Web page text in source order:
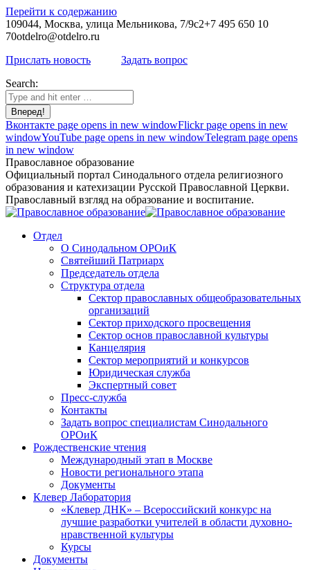
Перейти к содержанию
109044, Москва, улица Мельникова, 7/9с2+7 495 650 10
70otdelro@otdelro.ru
Прислать новость
Задать вопрос
Search:
Вконтакте page opens in new windowFlickr page opens in new
windowYouTube page opens in new windowTelegram page opens
in new window
Православное образование
Официальный портал Синодального отдела религиозного
образования и катехизации Русской Православной Церкви.
Православный взгляд на образование и воспитание.
Отдел
О Синодальном ОРОиК
Святейший Патриарх
Председатель отдела
Структура отдела
Сектор православных общеобразовательных
организаций
Сектор приходского просвещения
Сектор основ православной культуры
Канцелярия
Сектор мероприятий и конкурсов
Юридическая служба
Экспертный совет
Пресс-служба
Контакты
Задать вопрос специалистам Синодального
ОРОиК
Рождественские чтения
Международный этап в Москве
Новости регионального этапа
Документы
Клевер Лаборатория
«Клевер ДНК» – Всероссийский конкурс на
лучшие разработки учителей в области духовно-
нравственной культуры
Курсы
Документы